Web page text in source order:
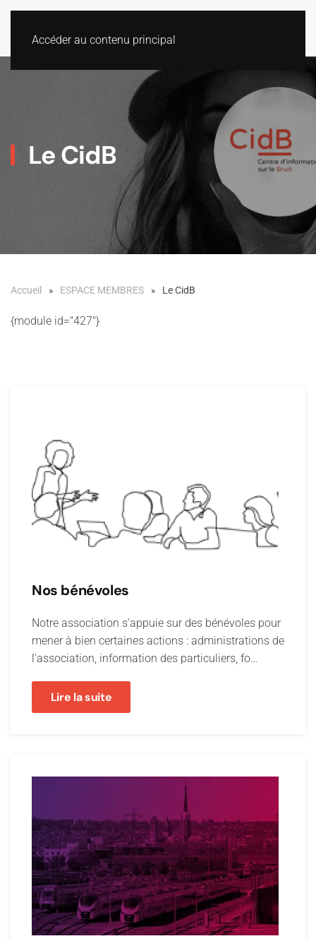
Accéder au contenu principal
Le CidB
Accueil ESPACE MEMBRES Le CidB
{module id="427"}
Nos bénévoles
Notre association s'appuie sur des bénévoles pour
mener à bien certaines actions : administrations de
l'association, information des particuliers, fo…
Lire la suite